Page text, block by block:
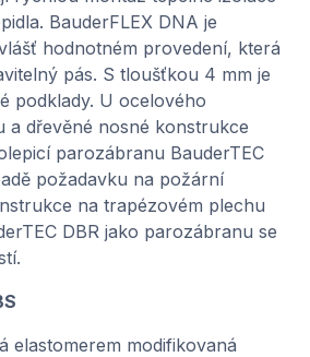
BauderFLEX DNA je
hodnotném provedení, která
pás. S tloušťkou 4 mm je
podklady. U ocelového
a dřevěné nosné konstrukce
parozábranu BauderTEC
požadavku na požární
na trapézovém plechu
DBR jako parozábranu se
elastomerem modifikovaná